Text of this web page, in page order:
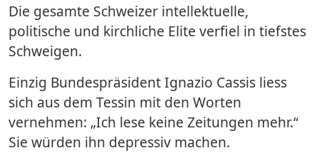
Die gesamte Schweizer intellektuelle,
politische und kirchliche Elite verfiel in tiefstes
Schweigen.
Einzig Bundespräsident Ignazio Cassis liess
sich aus dem Tessin mit den Worten
vernehmen: „Ich lese keine Zeitungen mehr.“
Sie würden ihn depressiv machen.